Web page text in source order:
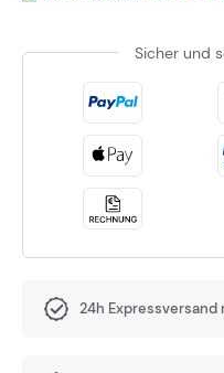
Sicher und
24h Expressversand